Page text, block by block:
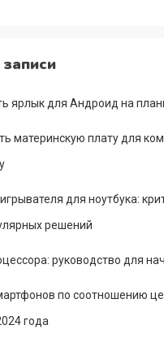
ярлык для Андроид на
материнскую плату для
для ноутбука:
решений
руководство для
по соотношению
года